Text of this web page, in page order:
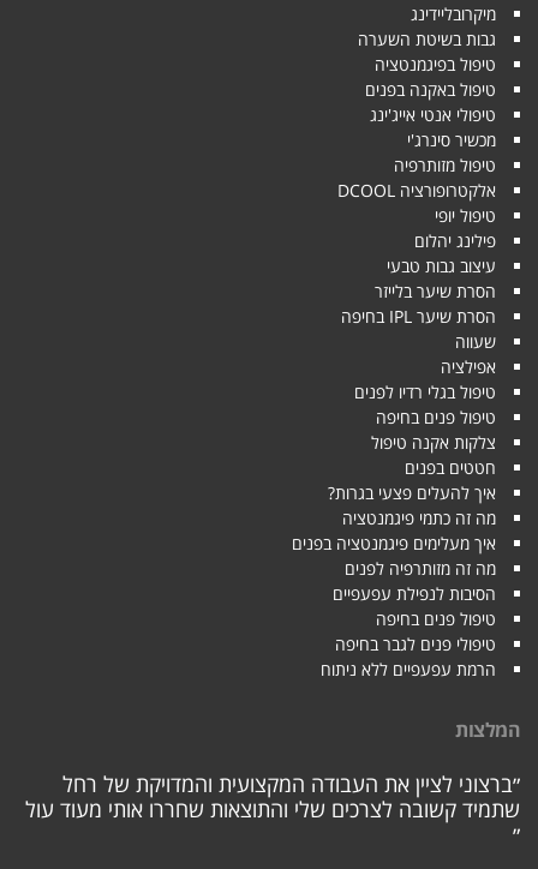
מיקרובליידינג
גבות בשיטת השערה
טיפול בפיגמנטציה
טיפול באקנה בפנים
טיפולי אנטי אייג'ינג
מכשיר סינרג'י
טיפול מזותרפיה
אלקטרופורציה DCOOL
טיפול יופי
פילינג יהלום
עיצוב גבות טבעי
הסרת שיער בלייזר
הסרת שיער IPL בחיפה
שעווה
אפילציה
טיפול בגלי רדיו לפנים
טיפול פנים בחיפה
צלקות אקנה טיפול
חטטים בפנים
איך להעלים פצעי בגרות?
מה זה כתמי פיגמנטציה
איך מעלימים פיגמנטציה בפנים
מה זה מזותרפיה לפנים
הסיבות לנפילת עפעפיים
טיפול פנים בחיפה
טיפולי פנים לגבר בחיפה
הרמת עפעפיים ללא ניתוח
המלצות
״ברצוני לציין את העבודה המקצועית והמדויקת של רחל
שתמיד קשובה לצרכים שלי והתוצאות שחררו אותי מעוד עול
״